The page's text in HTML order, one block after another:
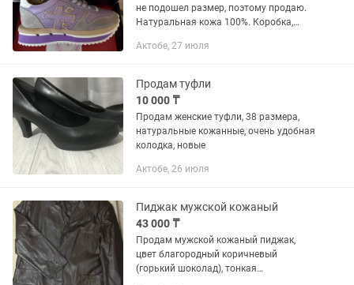
не подошел размер, поэтому продаю.
Натуральная кожа 100%. Коробка,
Турция. Цена ниже себестоимости.
Актобе, 27 июля
Продам туфли
10 000 ₸
Продам женские туфли, 38 размера,
натуральные кожанные, очень удобная
колодка, новые
Актобе, 26 июля
Пиджак мужской кожаный
43 000 ₸
Продам мужской кожаный пиджак,
цвет благородный коричневый
(горький шоколад), тонкая